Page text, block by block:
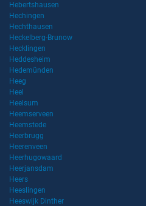
Hebertshausen
Hechingen
Hechthausen
Heckelberg-Brunow
Hecklingen
Heddesheim
Hedemünden
Heeg
Heel
Heelsum
Heemserveen
Heemstede
Heerbrugg
Heerenveen
Heerhugowaard
Heerjansdam
Heers
Heeslingen
Heeswijk Dinther